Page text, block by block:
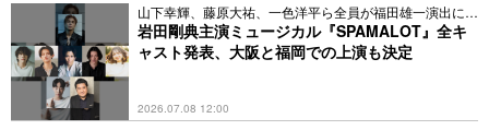
山下幸輝、藤原大祐、一色洋平ら全員が福田雄一演出に初
挑戦
岩田剛典主演ミュージカル『SPAMALOT』全キ
ャスト発表、大阪と福岡での上演も決定
2026.07.08 12:00